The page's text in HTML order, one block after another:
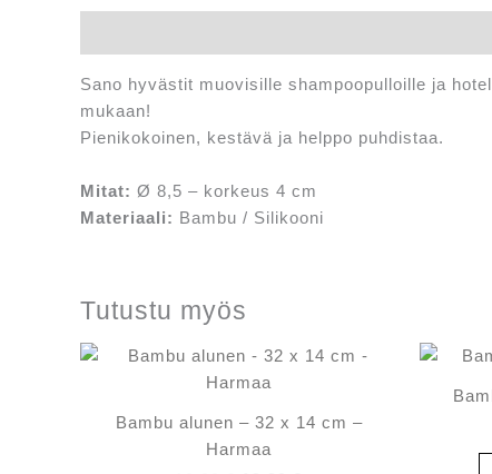
Sano hyvästit muovisille shampoopulloille ja
mukaan!
Pienikokoinen, kestävä ja helppo puhdistaa.
Mitat: Ø 8,5 – korkeus 4 cm
Materiaali: Bambu / Silikooni
Tutustu myös
Bambu alunen – 32 x 14 cm –
Harmaa